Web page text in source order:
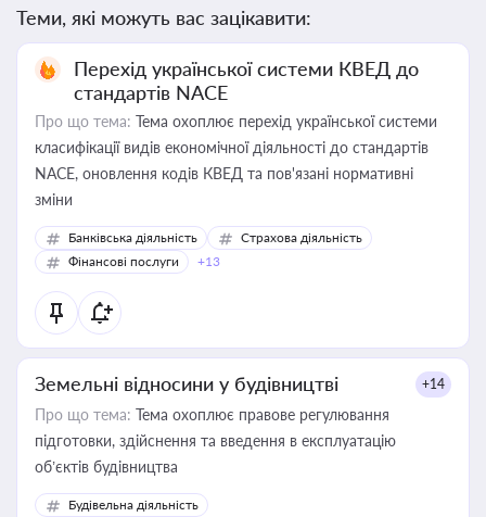
Теми, які можуть вас зацікавити:
Перехід української системи КВЕД до
стандартів NACE
Про що тема: Тема охоплює перехід української системи
класифікації видів економічної діяльності до стандартів
NACE, оновлення кодів КВЕД та пов'язані нормативні
зміни
Банківська діяльність
Страхова діяльність
Фінансові послуги
+13
Земельні відносини у будівництві +14
Про що тема: Тема охоплює правове регулювання
підготовки, здійснення та введення в експлуатацію
об’єктів будівництва
Будівельна діяльність